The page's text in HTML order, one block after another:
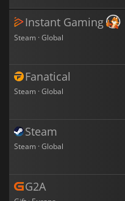
Instant Gaming
Steam · Global
Fanatical
Steam · Global
Steam
Steam · Global
G2A